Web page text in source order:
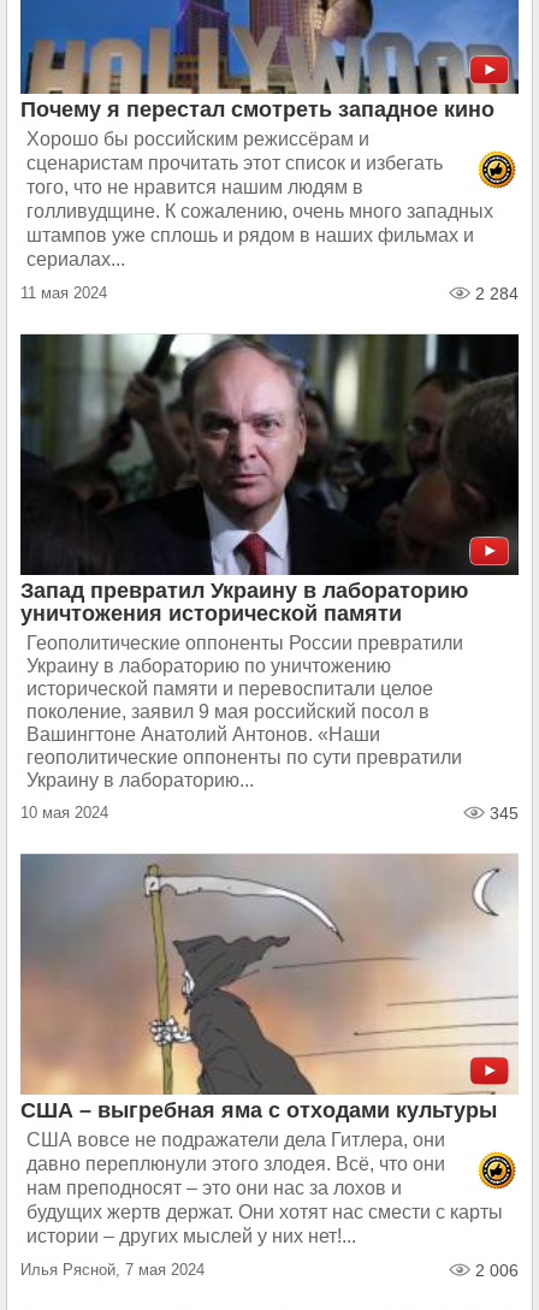
Почему я перестал смотреть западное кино
Хорошо бы российским режиссёрам и
сценаристам прочитать этот список и избегать
того, что не нравится нашим людям в
голливудщине. К сожалению, очень много западных
штампов уже сплошь и рядом в наших фильмах и
сериалах...
11 мая 2024 2 284
Запад превратил Украину в лабораторию
уничтожения исторической памяти
Геополитические оппоненты России превратили
Украину в лабораторию по уничтожению
исторической памяти и перевоспитали целое
поколение, заявил 9 мая российский посол в
Вашингтоне Анатолий Антонов. «Наши
геополитические оппоненты по сути превратили
Украину в лабораторию...
10 мая 2024 345
США – выгребная яма с отходами культуры
США вовсе не подражатели дела Гитлера, они
давно переплюнули этого злодея. Всё, что они
нам преподносят – это они нас за лохов и
будущих жертв держат. Они хотят нас смести с карты
истории – других мыслей у них нет!...
Илья Рясной, 7 мая 2024 2 006